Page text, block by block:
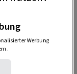
um diesen Inhalt
Werbung